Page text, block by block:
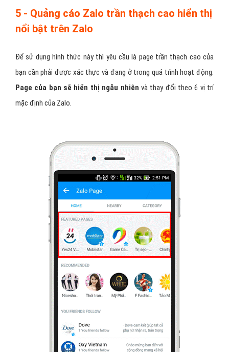
5 - Quảng cáo Zalo trần thạch cao hiển thị
nổi bật trên Zalo
Để sử dụng hình thức này thì yêu cầu là page trần thạch cao của
bạn cần phải được xác thực và đang ở trong quá trình hoạt động.
Page của bạn sẽ hiển thị ngẫu nhiên và thay đổi theo 6 vị trí
mặc định của Zalo.